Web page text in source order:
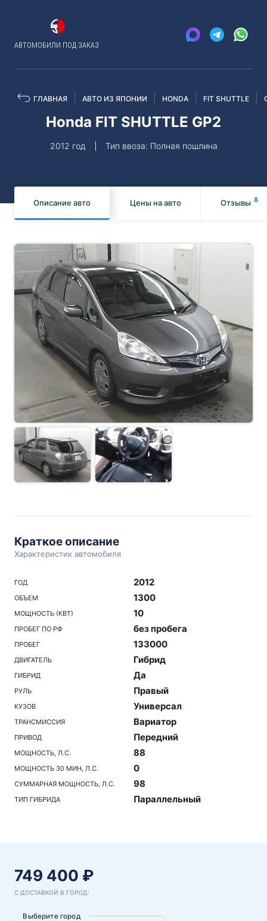
АВТОМОБИЛИ ПОД ЗАКАЗ
ГЛАВНАЯ АВТО ИЗ ЯПОНИИ HONDA FIT SHUTTLE
Honda FIT SHUTTLE GP2
2012 год Тип ввоза: Полная пошлина
Описание авто Цены на авто Отзывы 8
Краткое описание
Характеристик автомобиля
ГОД 2012
ОБЪЕМ 1300
МОЩНОСТЬ (КВТ) 10
ПРОБЕГ ПО РФ без пробега
ПРОБЕГ 133000
ДВИГАТЕЛЬ Гибрид
ГИБРИД Да
РУЛЬ Правый
КУЗОВ Универсал
ТРАНСМИССИЯ Вариатор
ПРИВОД Передний
МОЩНОСТЬ, Л.С. 88
МОЩНОСТЬ 30 МИН, Л.С. 0
СУММАРНАЯ МОЩНОСТЬ, Л.С. 98
ТИП ГИБРИДА Параллельный
749 400 ₽
С ДОСТАВКОЙ В ГОРОД:
Выберите город